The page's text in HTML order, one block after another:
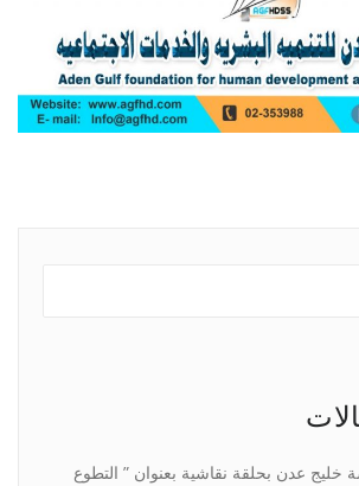
عدن بحلقة نقاشية بعنوان ” التطوع